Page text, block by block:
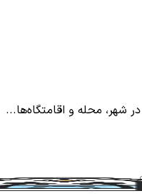
شهر، محله و اقامتگاه‌ها...